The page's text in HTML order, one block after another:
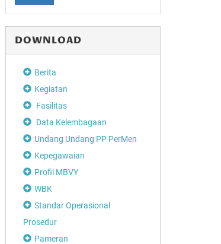
DOWNLOAD
Berita
Kegiatan
Fasilitas
Data Kelembagaan
Undang Undang PP PerMen
Kepegawaian
Profil MBVY
WBK
Standar Operasional
Prosedur
Pameran